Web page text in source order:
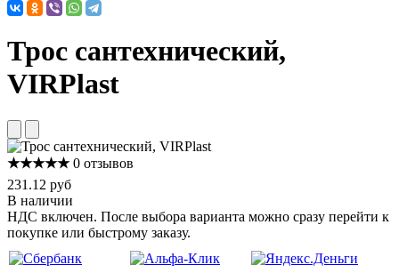
Трос сантехнический,
VIRPlast
★★★★★ 0 отзывов
231.12 руб
В наличии
НДС включен. После выбора варианта можно сразу перейти к
покупке или быстрому заказу.